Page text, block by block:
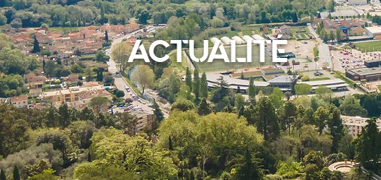
ACTUALITÉ